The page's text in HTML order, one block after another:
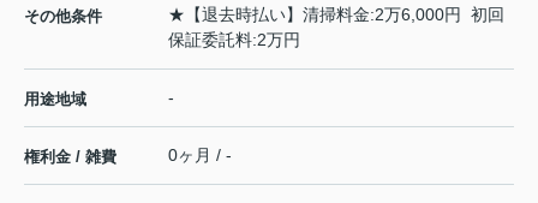
その他条件
★【退去時払い】清掃料金:2万6,000円 初回
保証委託料:2万円
用途地域 -
権利金 / 雑費 0ヶ月 / -